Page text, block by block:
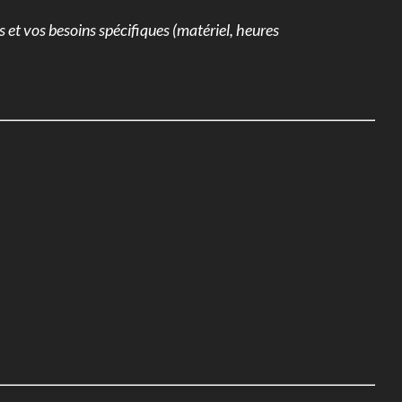
vos besoins spécifiques (matériel, heures